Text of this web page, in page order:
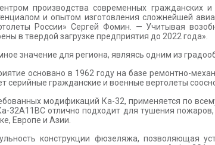
производства современных гражданских
и опытом изготовления сложнейшей
России» Сергей Фомин. — Учитывая
в твердой загрузке предприятия до 2022 года».
значение для региона, являясь одним из
основано в 1962 году на базе ремонтно-
серийные гражданские и военные вертолеты
модификаций Ка-32, применяется по
32А11ВС отлично подходит для тушения
Европе и Азии.
конструкции фюзеляжа, позволяющая